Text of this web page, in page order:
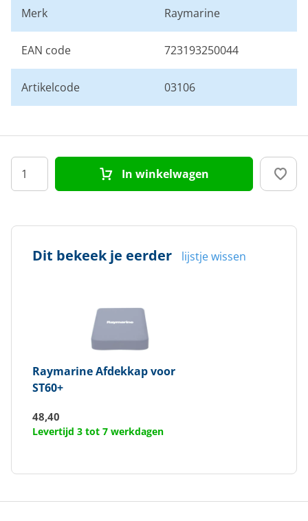
Merk Raymarine
EAN code 723193250044
Artikelcode 03106
In winkelwagen
Dit bekeek je eerder lijstje wissen
RaymarineAfdekkap voor
ST60+
48,40
Levertijd 3 tot 7 werkdagen